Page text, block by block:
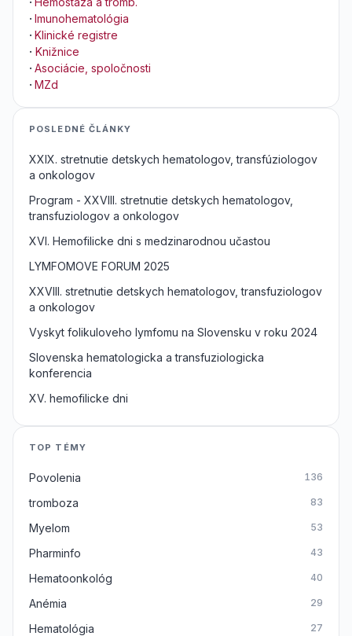
· Imunohematológia
· Klinické registre
· Knižnice
· Asociácie, spoločnosti
· MZd
POSLEDNÉ ČLÁNKY
XXIX. stretnutie detskych hematologov, transfúziologov
a onkologov
Program - XXVIII. stretnutie detskych hematologov,
transfuziologov a onkologov
XVI. Hemofilicke dni s medzinarodnou učastou
LYMFOMOVE FORUM 2025
XXVIII. stretnutie detskych hematologov, transfuziologov
a onkologov
Vyskyt folikuloveho lymfomu na Slovensku v roku 2024
Slovenska hematologicka a transfuziologicka
konferencia
XV. hemofilicke dni
TOP TÉMY
Povolenia 136
tromboza 83
Myelom 53
Pharminfo 43
Hematoonkológ 40
Anémia 29
Hematológia 27